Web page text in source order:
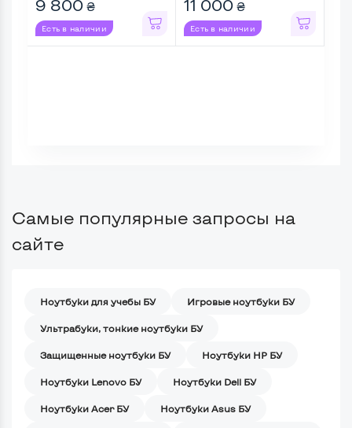
9 800 ₴
Есть в наличии
11 000 ₴
Есть в наличии
Самые популярные запросы на
сайте
Ноутбуки для учебы БУ Игровые ноутбуки БУ
Ультрабуки, тонкие ноутбуки БУ
Защищенные ноутбуки БУ Ноутбуки HP БУ
Ноутбуки Lenovo БУ Ноутбуки Dell БУ
Ноутбуки Acer БУ Ноутбуки Asus БУ